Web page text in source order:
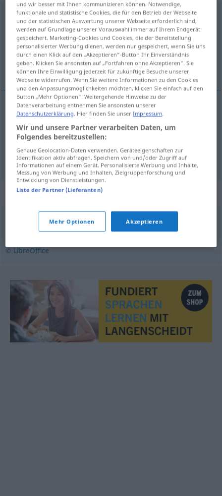
przewozowy
Übersicht aller Übersetzungen
(Für mehr Details die Übersetzung anklicken/antippen)
Transport-, Fahr-, Transport-
Transport- przewozowy środki
Fahr-, Transport- przewozowy
Synonyme für "przewozowy"
© LibreOffice
und wir besser mit Ihnen kommunizieren können. Notwendige,
funktionale und statistische Cookies, die für den Betrieb der Webseite
und der statistischen Auswertung unserer Webseite erforderlich sind,
werden auf Grundlage unserer Vorauswahl immer auf Ihrem Endgerät
gespeichert. Marketing-Cookies und Cookies, die der Bereitstellung
personalisierter Werbung dienen, werden nur gespeichert, wenn Sie uns
durch einen Klick auf den „Akzeptieren“-Button Ihr Einverständnis
geben. Klicken Sie ansonsten auf „Fortfahren ohne Akzeptieren“. Sie
können Ihre Einwilligung jederzeit für zukünftige Besuche unserer
Webseite widerrufen. Wenn Sie weitere Informationen zu den Cookies
und den Anpassungsmöglichkeiten möchten, klicken Sie einfach auf den
Button „Mehr Optionen“. Weitergehende Hinweise zu der
Datenverarbeitung entnehmen Sie ansonsten unserer
Datenschutzerklärung. Hier finden Sie unserImpressum.
Wir und unsere Partner verarbeiten Daten, um
Folgendes bereitzustellen:
Genaue Geolocation-Daten verwenden. Geräteeigenschaften zur
Identifikation aktiv abfragen. Speichern von und/oder Zugriff auf
Informationen auf einem Gerät. Personalisierte Werbung und Inhalte,
Messung von Werbung und Inhalten, Zielgruppenforschung und
Entwicklung von Dienstleistungen.
Liste der Partner (Lieferanten)
Mehr Optionen Akzeptieren